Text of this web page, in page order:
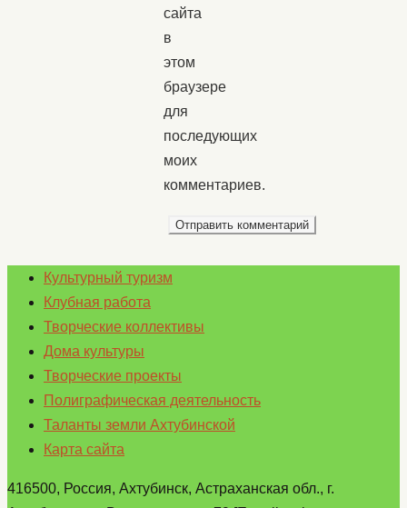
сайта
в
этом
браузере
для
последующих
моих
комментариев.
Культурный туризм
Клубная работа
Творческие коллективы
Дома культуры
Творческие проекты
Полиграфическая деятельность
Таланты земли Ахтубинской
Карта сайта
416500, Россия, Ахтубинск, Астраханская обл., г.